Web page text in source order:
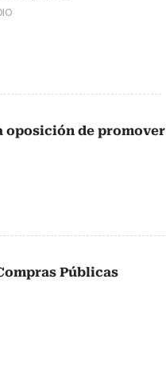
oposición de promover
Públicas